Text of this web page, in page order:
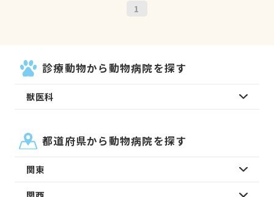
1
診療動物から動物病院を探す
獣医科
都道府県から動物病院を探す
関東